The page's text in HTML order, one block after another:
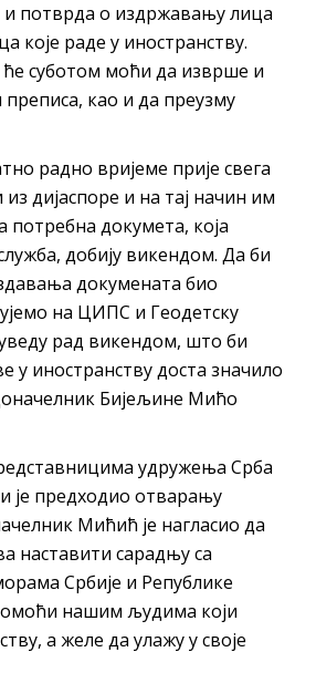
и потврда о издржавању лица
које раде у иностранству.
суботом моћи да изврше и
преписа, као и да преузму
радно вријеме прије свега
дијаспоре и на тај начин им
потребна докумета, која
добију викендом. Да би
докумената био
на ЦИПС и Геодетску
рад викендом, што би
у иностранству доста значило
Бијељине Мићо
удружења Срба
је предходио отварању
Мићић је нагласио да
наставити сарадњу са
Србије и Републике
нашим људима који
а желе да улажу у своје